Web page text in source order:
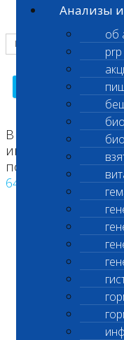
Анализы
об
prp
В качестве
информации о
поиска
643077000005586